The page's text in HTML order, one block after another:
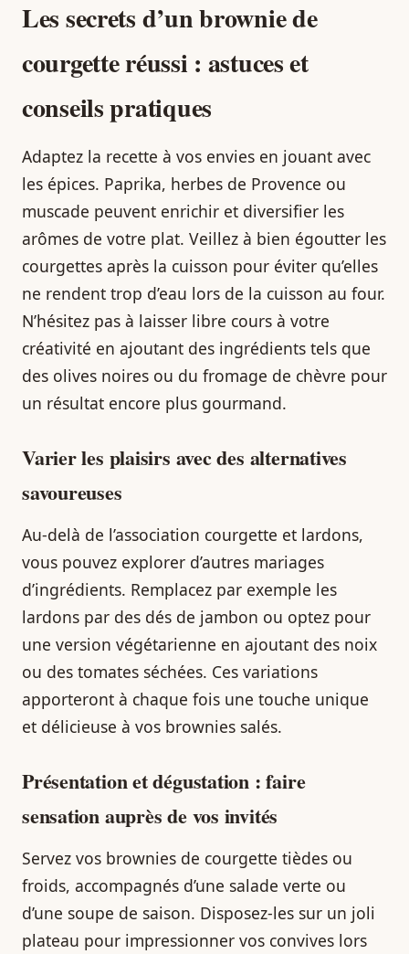
Les secrets d’un brownie de
courgette réussi : astuces et
conseils pratiques
Adaptez la recette à vos envies en jouant avec
les épices. Paprika, herbes de Provence ou
muscade peuvent enrichir et diversifier les
arômes de votre plat. Veillez à bien égoutter les
courgettes après la cuisson pour éviter qu’elles
ne rendent trop d’eau lors de la cuisson au four.
N’hésitez pas à laisser libre cours à votre
créativité en ajoutant des ingrédients tels que
des olives noires ou du fromage de chèvre pour
un résultat encore plus gourmand.
Varier les plaisirs avec des alternatives
savoureuses
Au-delà de l’association courgette et lardons,
vous pouvez explorer d’autres mariages
d’ingrédients. Remplacez par exemple les
lardons par des dés de jambon ou optez pour
une version végétarienne en ajoutant des noix
ou des tomates séchées. Ces variations
apporteront à chaque fois une touche unique
et délicieuse à vos brownies salés.
Présentation et dégustation : faire
sensation auprès de vos invités
Servez vos brownies de courgette tièdes ou
froids, accompagnés d’une salade verte ou
d’une soupe de saison. Disposez-les sur un joli
plateau pour impressionner vos convives lors